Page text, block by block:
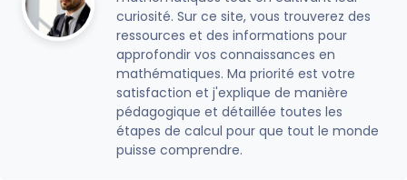
curiosité. Sur ce site, vous trouverez des
ressources et des informations pour
approfondir vos connaissances en
mathématiques. Ma priorité est votre
satisfaction et j'explique de manière
pédagogique et détaillée toutes les
étapes de calcul pour que tout le monde
puisse comprendre.